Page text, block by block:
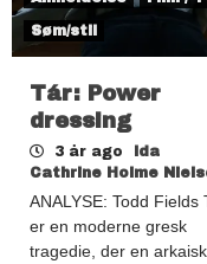
Søm/stil
Tár: Power
dressing
3 år ago
Ida
Cathrine Holme
ANALYSE: Todd Fields
er en moderne gresk
tragedie, der en arkaisk